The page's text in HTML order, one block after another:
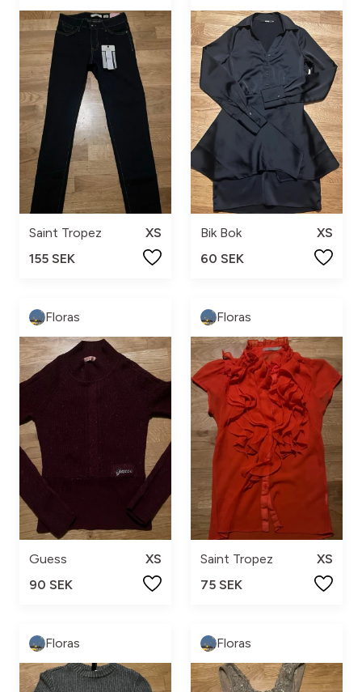
Saint Tropez
XS
155 SEK
Bik Bok
XS
60 SEK
Floras
Guess
XS
90 SEK
Floras
Saint Tropez
XS
75 SEK
Floras Floras